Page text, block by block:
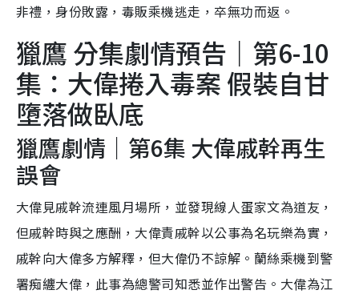
非禮，身份敗露，毒販乘機逃走，卒無功而返。
獵鷹 分集劇情預告｜第6-10
集：大偉捲入毒案 假裝自甘
墮落做臥底
獵鷹劇情｜第6集 大偉戚幹再生
誤會
大偉見戚幹流連風月場所，並發現線人蛋家文為道友，
但戚幹時與之應酬，大偉責戚幹以公事為名玩樂為實，
戚幹向大偉多方解釋，但大偉仍不諒解。蘭絲乘機到警
署痴纏大偉，此事為總警司知悉並作出警告。大偉為江